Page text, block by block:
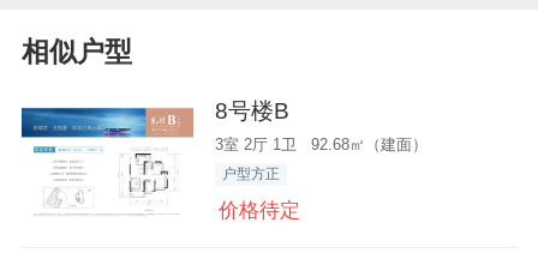
相似户型
8号楼B
3室 2厅 1卫 92.68㎡（建面）
户型方正
价格待定